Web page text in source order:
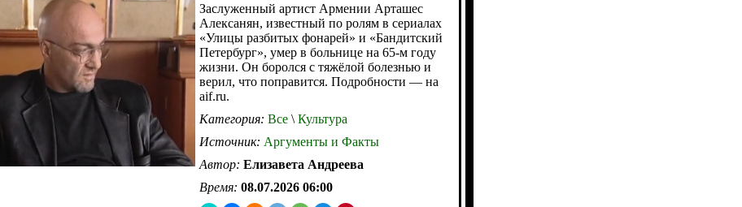
Заслуженный артист Армении Арташес
Алексанян, известный по ролям в сериалах
«Улицы разбитых фонарей» и «Бандитский
Петербург», умер в больнице на 65-м году
жизни. Он боролся с тяжёлой болезнью и
верил, что поправится. Подробности — на
aif.ru.
Категория: Все \ Культура
Источник: Аргументы и Факты
Автор: Елизавета Андреева
Время: 08.07.2026 06:00